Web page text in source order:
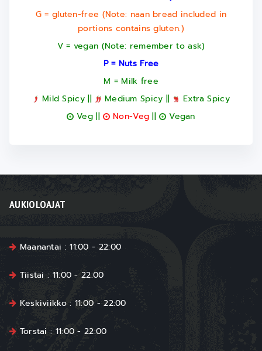
G = gluten-free (Note: naan bread included in
portions contains gluten.)
V = vegan (Note: remember to ask)
P = Nuts Free
M = Milk free
Mild Spicy ||
Medium Spicy ||
Extra Spicy
Veg ||
Non-Veg|| Vegan
AUKIOLOAJAT
Maanantai : 11:00 - 22:00
Tiistai : 11:00 - 22:00
Keskiviikko : 11:00 - 22:00
Torstai : 11:00 - 22:00